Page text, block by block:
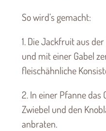
So wird’s gemacht:
1. Die Jackfruit aus
und mit einer Gabel
fleischähnliche
2. In einer Pfanne das
Zwiebel und den
anbraten.